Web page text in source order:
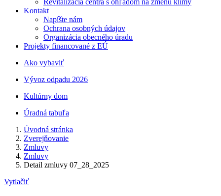
Revitalizácia centra s ohľadom na zmenu klímy
Kontakt
Napíšte nám
Ochrana osobných údajov
Organizácia obecného úradu
Projekty financované z EÚ
Ako vybaviť
Vývoz odpadu 2026
Kultúrny dom
Úradná tabuľa
Úvodná stránka
Zverejňovanie
Zmluvy
Zmluvy
Detail zmluvy 07_28_2025
Vytlačiť